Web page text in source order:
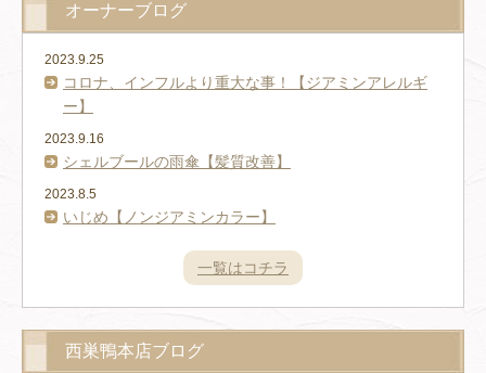
オーナーブログ
2023.9.25
コロナ、インフルより重大な事！【ジアミンアレルギ
ー】
2023.9.16
シェルブールの雨傘【髪質改善】
2023.8.5
いじめ【ノンジアミンカラー】
一覧はコチラ
西巣鴨本店ブログ